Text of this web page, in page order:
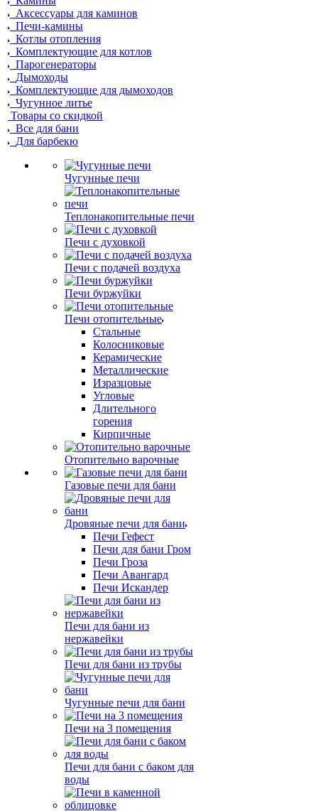
Аксессуары для каминов
Печи-камины
Котлы отопления
Комплектующие для котлов
Парогенераторы
Дымоходы
Комплектующие для дымоходов
Чугунное литье
Товары со скидкой
Все для бани
Для барбекю
Чугунные печи
Теплонакопительные печи
Печи с духовкой
Печи с подачей воздуха
Печи буржуйки
Печи отопительные
Стальные
Колосниковые
Керамические
Металлические
Изразцовые
Угловые
Длительного
горения
Кирпичные
Отопительно варочные
Газовые печи для бани
Дровяные печи для бани
Печи Гефест
Печи для бани Гром
Печи Гроза
Печи Авангард
Печи Искандер
Печи для бани из
нержавейки
Печи для бани из трубы
Чугунные печи для бани
Печи на 3 помещения
Печи для бани с баком для
воды